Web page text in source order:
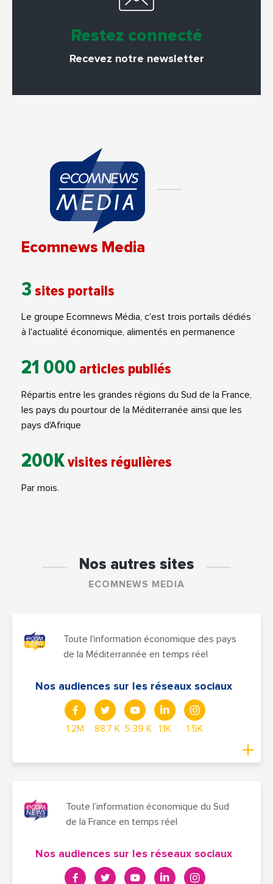
Restez connecté
Recevez notre newsletter
Ecomnews Media
3 sites portails
Le groupe Ecomnews Média, c'est trois portails dédiés
à l'actualité économique, alimentés en permanence
21 000 articles publiés
Répartis entre les grandes régions du Sud de la France,
les pays du pourtour de la Méditerranée ainsi que les
pays d'Afrique
200Kvisites régulières
Par mois.
Nos autres sites
ECOMNEWS MEDIA
Toute l'information économique des pays
de la Méditerrannée en temps réel
Nos audiences sur les réseaux sociaux
1,2M 88,7 K 5.39 K 1,1K 1.5K
Toute l’information économique du Sud
de la France en temps réel
Nos audiences sur les réseaux sociaux